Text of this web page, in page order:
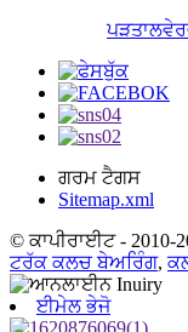
ਪੜਤਾਲ
ਗਰਮ ਟੈਗਸ
Sitemap.xml
© ਕਾਪੀਰਾਈਟ - 2010-
ਟਰੱਕ ਕਲਚ ਬੇਅਰਿੰਗ,
ਈਮੇਲ ਭੇਜੋ